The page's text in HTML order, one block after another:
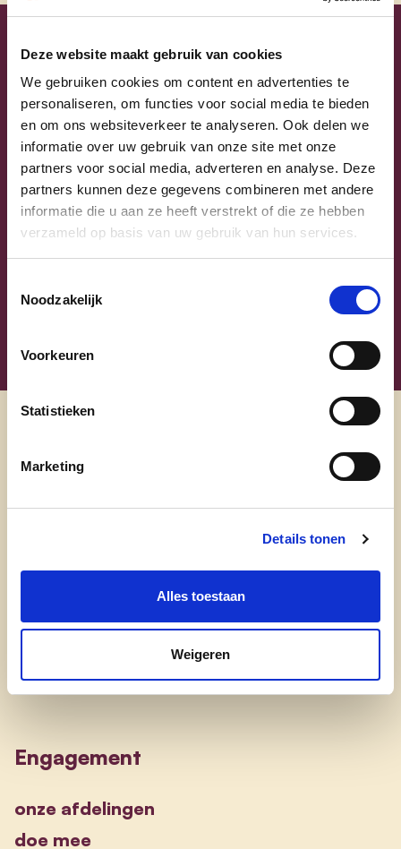
Deze website maakt gebruik van cookies
We gebruiken cookies om content en advertenties te
personaliseren, om functies voor social media te bieden
en om ons websiteverkeer te analyseren. Ook delen we
informatie over uw gebruik van onze site met onze
partners voor social media, adverteren en analyse. Deze
partners kunnen deze gegevens combineren met andere
informatie die u aan ze heeft verstrekt of die ze hebben
verzameld op basis van uw gebruik van hun services.
Noodzakelijk
Voorkeuren
Statistieken
Marketing
Details tonen
Alles toestaan
Weigeren
Achternaam
E-mailadres
Ja, ik aanvaard de privacyvoorwaarden.
Engagement
onze afdelingen
doe mee